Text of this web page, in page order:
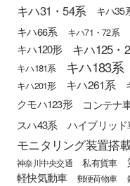
キハ31・54系 キハ35
キハ66系 キハ71・72系
キハ120形 キハ125・
キハ181系 キハ183系
キハ201形
キハ261系
クモハ123形
コンテナ
スハ43系 ハイブリッ
モニタリング装置搭
神奈川中央交通 私有貨車
軽快気動車 郵便荷物車